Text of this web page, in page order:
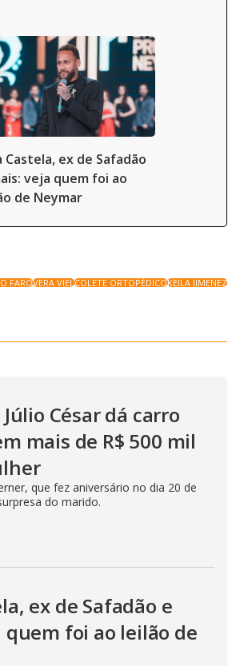
Castela, ex de Safadão
veja quem foi ao
de Neymar
FAROVERA VIELCOLETE ORTOPÉDICOKEILA JIMENEZ
César dá carro
mais de R$ 500 mil
que fez aniversário no dia 20 de
do marido.
ex de Safadão e
quem foi ao leilão de